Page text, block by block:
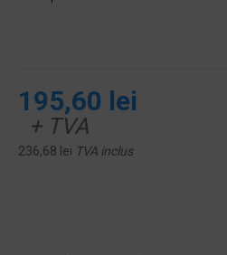
195,60 lei
+ TVA
236,68 lei TVA inclus